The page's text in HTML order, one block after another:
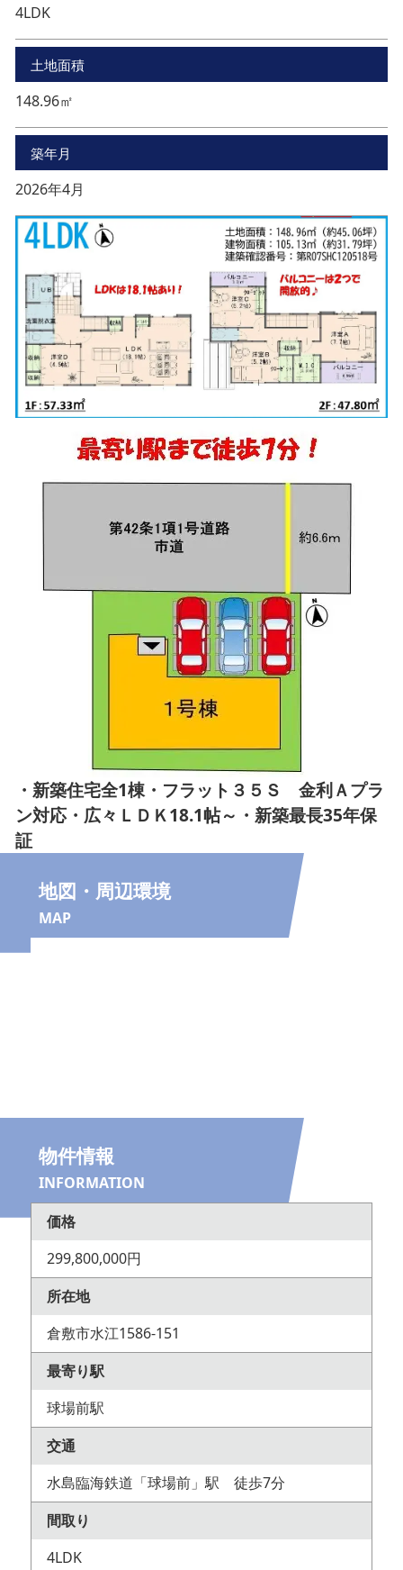
4LDK
土地面積
148.96㎡
築年月
2026年4月
・新築住宅全1棟・フラット３５Ｓ 金利Ａプラ
ン対応・広々ＬＤＫ18.1帖～・新築最長35年保
証
地図・周辺環境
MAP
物件情報
INFORMATION
価格
299,800,000円
所在地
倉敷市水江1586-151
最寄り駅
球場前駅
交通
水島臨海鉄道「球場前」駅 徒歩7分
間取り
4LDK